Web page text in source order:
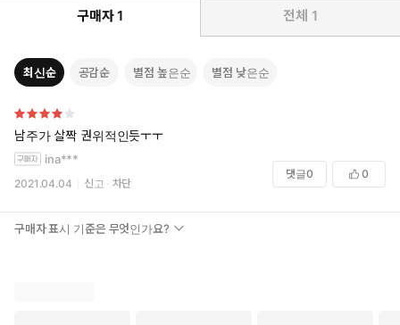
구매자 1 전체 1
최신순 공감순 별점 높은순 별점 낮은순
남주가 살짝 권위적인듯ㅜㅜ
ina***
2021.04.04 신고 차단
댓글0 0
구매자 표시 기준은 무엇인가요?